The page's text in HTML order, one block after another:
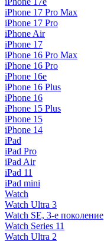
iPhone 17 Pro Max
iPhone 17 Pro
iPhone Air
iPhone 17
iPhone 16 Pro Max
iPhone 16 Pro
iPhone 16e
iPhone 16 Plus
iPhone 16
iPhone 15 Plus
iPhone 15
iPhone 14
iPad
iPad Pro
iPad Air
iPad 11
iPad mini
Watch
Watch Ultra 3
Watch SE, 3-е поколение
Watch Series 11
Watch Ultra 2